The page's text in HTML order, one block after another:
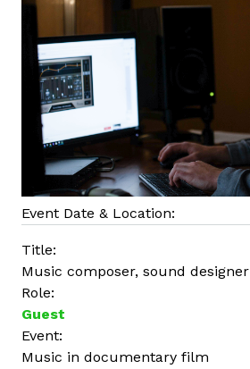
a
Event Date & Location:
Title:
Music composer, sound designer
Role:
Guest
Event:
Music in documentary film